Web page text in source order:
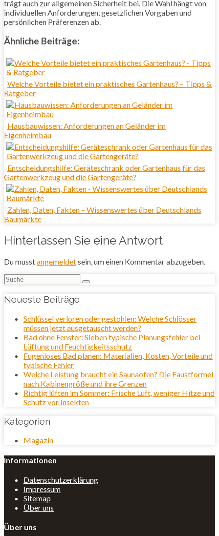
trägt auch zur allgemeinen Sicherheit bei. Die Wahl hängt von
individuellen Anforderungen, gesetzlichen Vorgaben und
persönlichen Präferenzen ab.
Ähnliche Beiträge:
Welche Vorteile bietet ein praktisches Gartenhaus? – Tipps &
Ratgeber
Hausbauwissen: Anforderungen an Geländer im
Eigenheimbau
Entscheidungshilfe: Geräteschrank oder Gartenhaus für das
Gartenwerkzeug und die Gartengeräte?
Zahlen, Daten, Fakten – Wissenswertes über Deutschlands
Baumärkte
Hinterlassen Sie eine Antwort
Du musstangemeldetsein, um einen Kommentar abzugeben.
Suchen
nach:
Neueste Beiträge
Schlüssel verloren oder gestohlen: Welche Schlösser
müssen jetzt ausgetauscht werden?
Bad ohne Fenster: Sieben typische Planungsfehler bei
Lüftung und Feuchtigkeitsschutz
Fugenloses Bad planen: Materialien, Kosten, Vorteile und
typische Fehler
Welche Leistung braucht ein Saunaofen? Die Faustformel
nach Kabinengröße und ihre Grenzen
Richtig lüften im Sommer: Frische Luft, weniger Hitze und
Schutz vor Insekten
Kategorien
Magazin
Informationen
Datenschutzerklärung
Impressum
Sitemap
Über uns
Über uns